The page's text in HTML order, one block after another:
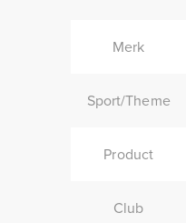
Merk
Sport/Theme
Product
Club